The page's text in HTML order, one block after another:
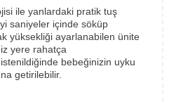
ile yanlardaki pratik tuş
saniyeler içinde söküp
yüksekliği ayarlanabilen ünite
yere rahatça
bebeğinizin uyku
getirilebilir.